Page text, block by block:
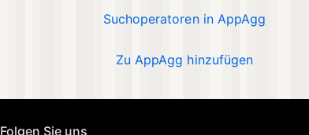
Suchoperatoren in AppAgg
Zu AppAgg hinzufügen
Folgen Sie uns